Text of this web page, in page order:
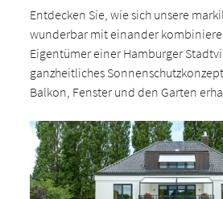
Entdecken Sie, wie sich unsere
wunderbar mit einander
Eigentümer einer Hamburger
ganzheitliches
Balkon, Fenster und den Garten